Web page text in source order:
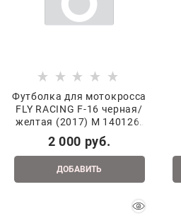
Футболка для мотокросса
FLY RACING F-16 черная/
желтая (2017) M 140126-
713-4563
2 000 руб.
ДОБАВИТЬ